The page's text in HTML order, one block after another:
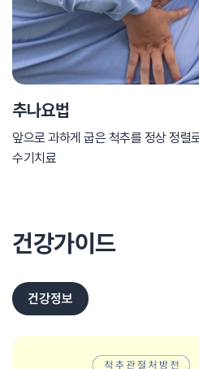
추나요법
앞으로 과하게 굽은 척추를 정상 정렬
수기치료
건강가이드
건강정보